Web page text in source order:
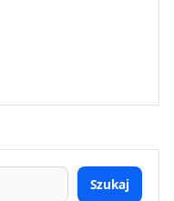
Szukaj